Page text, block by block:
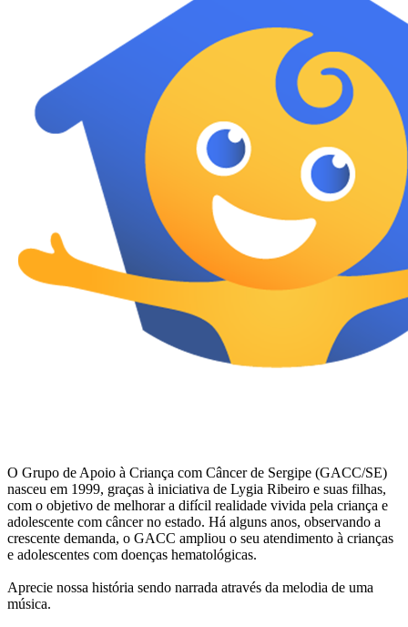
O Grupo de Apoio à Criança com Câncer de Sergipe (GACC/SE)
nasceu em 1999, graças à iniciativa de Lygia Ribeiro e suas filhas,
com o objetivo de melhorar a difícil realidade vivida pela criança e
adolescente com câncer no estado. Há alguns anos, observando a
crescente demanda, o GACC ampliou o seu atendimento à crianças
e adolescentes com doenças hematológicas.
Aprecie nossa história sendo narrada através da melodia de uma
música.